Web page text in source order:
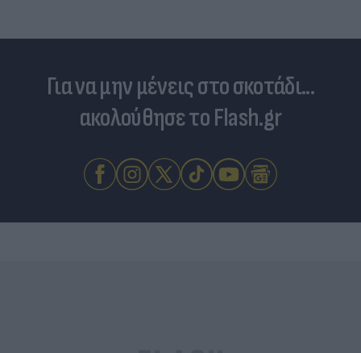
Για να μην μένεις στο σκοτάδι...
ακολούθησε το Flash.gr